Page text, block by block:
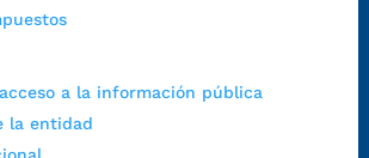
a la información pública
la entidad
Código Dane: 68001.
/ viernes jornada continua en el horario de
con 30 minutos de descanso al medio día.
CAME (Central):